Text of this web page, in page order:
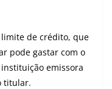
de crédito, que
pode gastar com o
emissora
titular.